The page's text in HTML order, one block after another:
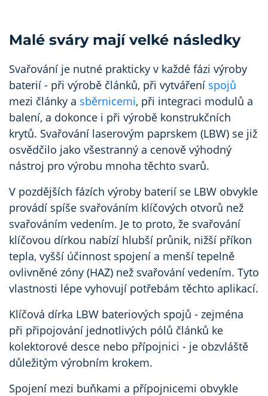
Malé sváry mají velké následky
Svařování je nutné prakticky v každé fázi výroby
baterií - při výrobě článků, při vytváření spojů
mezi články a sběrnicemi, při integraci modulů a
balení, a dokonce i při výrobě konstrukčních
krytů. Svařování laserovým paprskem (LBW) se již
osvědčilo jako všestranný a cenově výhodný
nástroj pro výrobu mnoha těchto svarů.
V pozdějších fázích výroby baterií se LBW obvykle
provádí spíše svařováním klíčových otvorů než
svařováním vedením. Je to proto, že svařování
klíčovou dírkou nabízí hlubší průnik, nižší příkon
tepla, vyšší účinnost spojení a menší tepelně
ovlivněné zóny (HAZ) než svařování vedením. Tyto
vlastnosti lépe vyhovují potřebám těchto aplikací.
Klíčová dírka LBW bateriových spojů - zejména
při připojování jednotlivých pólů článků ke
kolektorové desce nebo přípojnici - je obzvláště
důležitým výrobním krokem.
Spojení mezi buňkami a přípojnicemi obvykle